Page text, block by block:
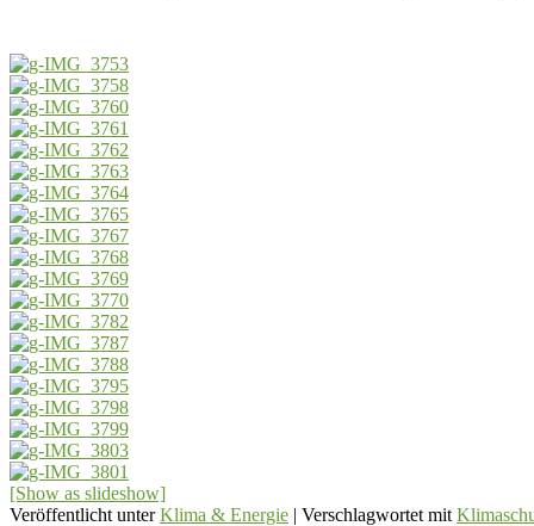
[Show as slideshow]
Veröffentlicht unter Klima & Energie | Verschlagwortet mit